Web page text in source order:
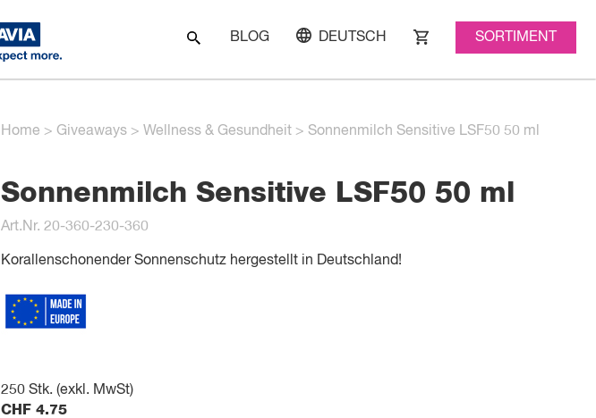
BLOG DEUTSCH SORTIMENT
Home > Giveaways > Wellness & Gesundheit > Sonnenmilch Sensitive LSF50 50 ml
Sonnenmilch Sensitive LSF50 50 ml
Art.Nr. 20-360-230-360
Korallenschonender Sonnenschutz hergestellt in Deutschland!
250 Stk. (exkl. MwSt)
CHF 4.75